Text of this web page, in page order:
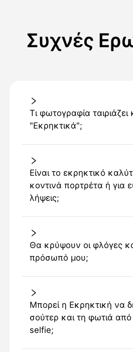
Συχνές
Τι φωτογραφία
"Εκρηκτικά";
Είναι το εκρηκτικό
κοντινά πορτρέτα ή για
λήψεις;
Θα κρύψουν οι φλόγες
πρόσωπό μου;
Μπορεί η Εκρηκτική να
σούτερ και τη φωτιά
selfie;